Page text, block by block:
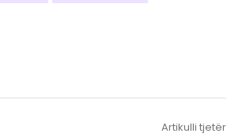
Artikulli tjetër